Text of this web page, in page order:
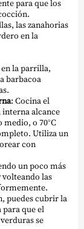
para que los
las zanahorias
en la
la parrilla,
barbacoa
: Cocina el
alcance
medio, o 70°C
Utiliza un
con
un poco más
volteando las
puedes cubrir la
que el
se